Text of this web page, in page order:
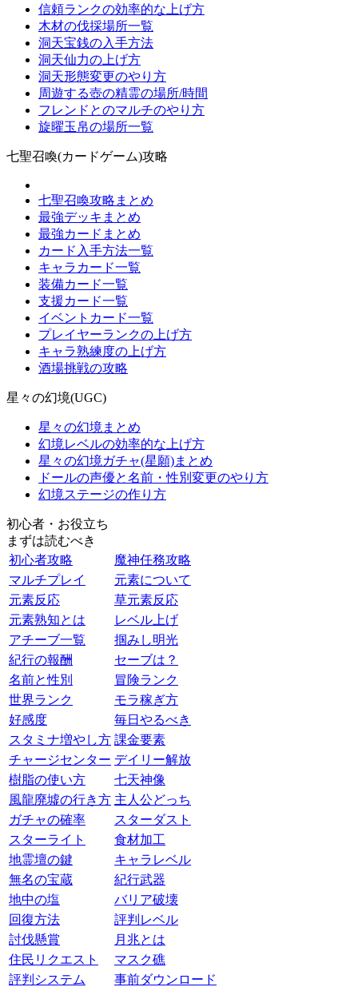
信頼ランクの効率的な上げ方
木材の伐採場所一覧
洞天宝銭の入手方法
洞天仙力の上げ方
洞天形態変更のやり方
周遊する壺の精霊の場所/時間
フレンドとのマルチのやり方
旋曜玉帛の場所一覧
七聖召喚(カードゲーム)攻略
七聖召喚攻略まとめ
最強デッキまとめ
最強カードまとめ
カード入手方法一覧
キャラカード一覧
装備カード一覧
支援カード一覧
イベントカード一覧
プレイヤーランクの上げ方
キャラ熟練度の上げ方
酒場挑戦の攻略
星々の幻境(UGC)
星々の幻境まとめ
幻境レベルの効率的な上げ方
星々の幻境ガチャ(星願)まとめ
ドールの声優と名前・性別変更のやり方
幻境ステージの作り方
初心者・お役立ち
まずは読むべき
初心者攻略
魔神任務攻略
マルチプレイ
元素について
元素反応
草元素反応
元素熟知とは
レベル上げ
アチーブ一覧
掴みし明光
紀行の報酬
セーブは？
名前と性別
冒険ランク
世界ランク
モラ稼ぎ方
好感度
毎日やるべき
スタミナ増やし方 課金要素
チャージセンター デイリー解放
樹脂の使い方
七天神像
風龍廃墟の行き方 主人公どっち
ガチャの確率
スターダスト
スターライト
食材加工
地霊壇の鍵
キャラレベル
無名の宝蔵
紀行武器
地中の塩
バリア破壊
回復方法
評判レベル
討伐懸賞
月兆とは
住民リクエスト
マスク礁
評判システム
事前ダウンロード